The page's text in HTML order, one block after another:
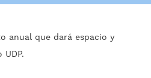
anual que dará espacio y